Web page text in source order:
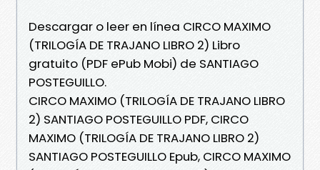
Descargar o leer en línea CIRCO MAXIMO
(TRILOGÍA DE TRAJANO LIBRO 2) Libro
gratuito (PDF ePub Mobi) de SANTIAGO
POSTEGUILLO.
CIRCO MAXIMO (TRILOGÍA DE TRAJANO LIBRO
2) SANTIAGO POSTEGUILLO PDF, CIRCO
MAXIMO (TRILOGÍA DE TRAJANO LIBRO 2)
SANTIAGO POSTEGUILLO Epub, CIRCO MAXIMO